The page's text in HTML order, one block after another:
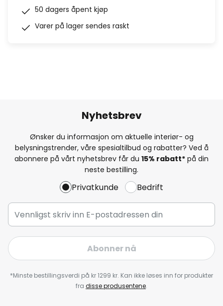
50 dagers åpent kjøp
Varer på lager sendes raskt
Nyhetsbrev
Ønsker du informasjon om aktuelle interiør- og
belysningstrender, våre spesialtilbud og rabatter? Ved å
abonnere på vårt nyhetsbrev får du 15% rabatt* på din
neste bestilling.
Privatkunde Bedrift
Abonner nå
*Minste bestillingsverdi på kr 1299 kr. Kan ikke løses inn for produkter
fra disse produsentene.